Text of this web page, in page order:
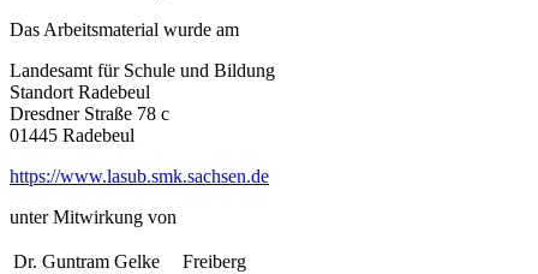
Das Arbeitsmaterial wurde am
Landesamt für Schule und Bildung
Standort Radebeul
Dresdner Straße 78 c
01445 Radebeul
https://www.lasub.smk.sachsen.de
unter Mitwirkung von
Dr. Guntram Gelke
Freiberg